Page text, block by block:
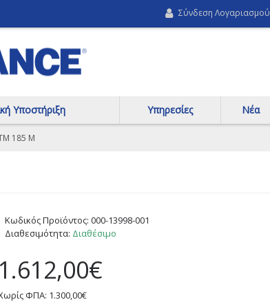
Σύνδεση Λογαριασμού
Υποστήριξη Υπηρεσίες Νέα
185 Μ
Κωδικός Προϊόντος: 000-13998-001
Διαθεσιμότητα: Διαθέσιμο
1.612,00€
ΦΠΑ: 1.300,00€